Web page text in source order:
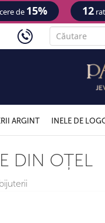
de 15% 12
'
ARGINT INELE DE
DIN OȚEL